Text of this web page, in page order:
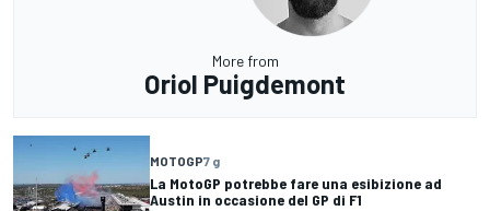
More from
Oriol Puigdemont
MOTOGP7 g
La MotoGP potrebbe fare una esibizione ad
Austin in occasione del GP di F1